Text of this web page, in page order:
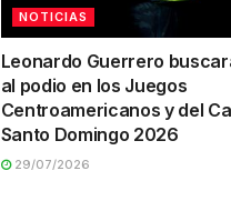
NOTICIAS
Leonardo Guerrero
al podio en los Juegos
Centroamericanos y del
Santo Domingo 2026
29/07/2026